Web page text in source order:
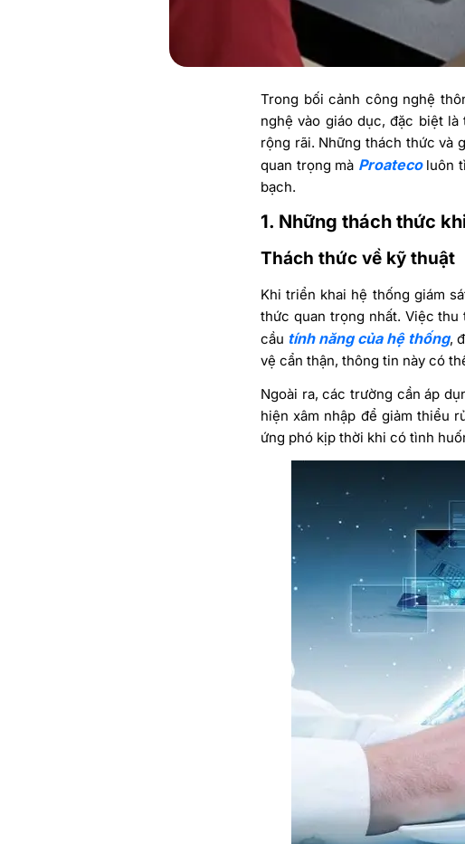
Trong bối cảnh công nghệ
nghệ vào giáo dục, đặc biệt
rộng rãi. Những thách thức và
quan trọng mà Proatecoluôn
bạch.
1. Những thách thức
Thách thức về kỹ thuật
Khi triển khai hệ thống giám
thức quan trọng nhất. Việc thu
cầu tính năng của hệ thống,
vệ cẩn thận, thông tin này có
Ngoài ra, các trường cần áp
hiện xâm nhập để giảm thiểu
ứng phó kịp thời khi có tình